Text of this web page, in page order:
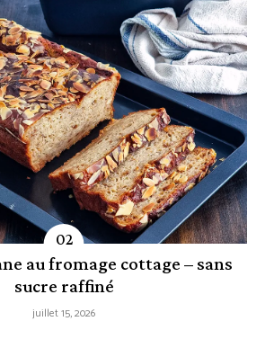
au fromage cottage – sans
sucre raffiné
juillet 15, 2026